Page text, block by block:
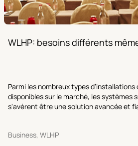
WLHP: besoins différents
Parmi les nombreux types
disponibles sur le marché, les systèmes
s'avèrent être une solution avancée et
Business, WLHP